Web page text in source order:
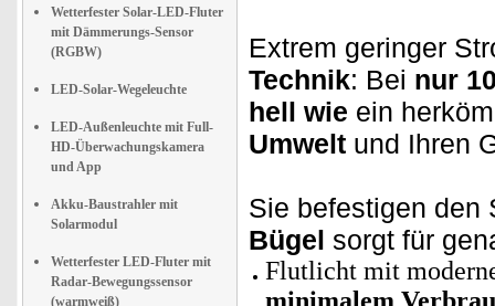
Wetterfester Solar-LED-Fluter
mit Dämmerungs-Sensor
(RGBW)
LED-Solar-Wegeleuchte
LED-Außenleuchte mit Full-
HD-Überwachungskamera
und App
Akku-Baustrahler mit
Solarmodul
Wetterfester LED-Fluter mit
Radar-Bewegungssensor
(warmweiß)
Extrem geringer
Technik: Bei nur
hell wie ein
Umwelt und Ihren
Sie befestigen den
Bügel sorgt für
Flutlicht mit